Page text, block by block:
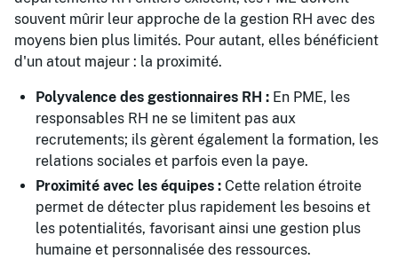
souvent mûrir leur approche de la gestion RH avec des
moyens bien plus limités. Pour autant, elles bénéficient
d'un atout majeur : la proximité.
Polyvalence des gestionnaires RH : En PME, les
responsables RH ne se limitent pas aux
recrutements; ils gèrent également la formation, les
relations sociales et parfois even la paye.
Proximité avec les équipes : Cette relation étroite
permet de détecter plus rapidement les besoins et
les potentialités, favorisant ainsi une gestion plus
humaine et personnalisée des ressources.